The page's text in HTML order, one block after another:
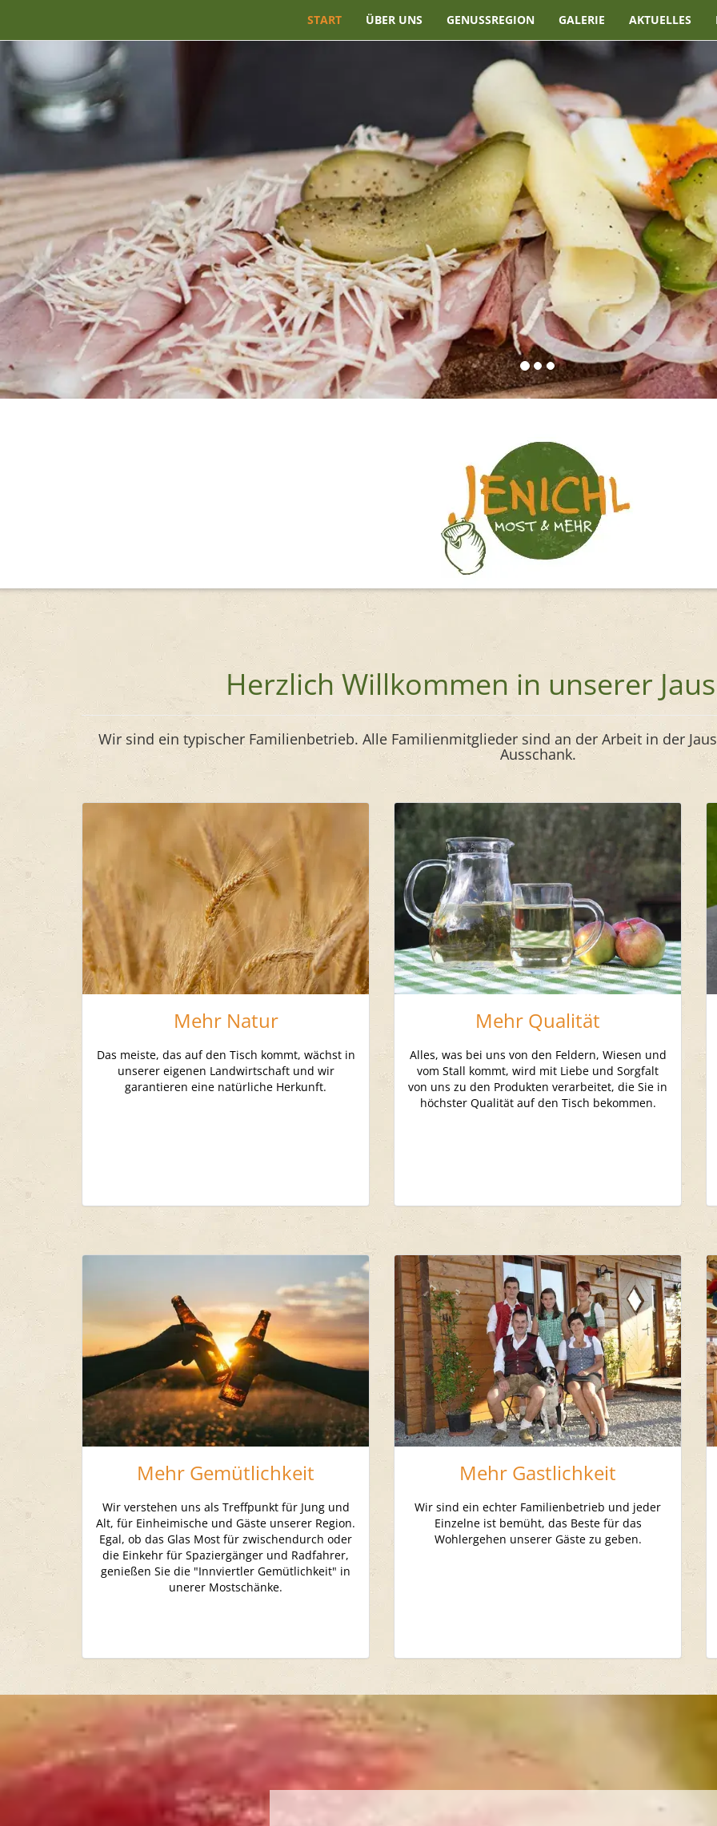
START ÜBER UNS GENUSSREGION GALERIE AKTUELLES
Herzlich Willkommen in unserer
Wir sind ein typischer Familienbetrieb. Alle Familienmitglieder sind an der Arbeit in der
Ausschank.
Mehr Natur
Das meiste, das auf den Tisch kommt, wächst in
unserer eigenen Landwirtschaft und wir
garantieren eine natürliche Herkunft.
Mehr Qualität
Alles, was bei uns von den Feldern, Wiesen und
vom Stall kommt, wird mit Liebe und Sorgfalt
von uns zu den Produkten verarbeitet, die Sie in
höchster Qualität auf den Tisch bekommen.
Mehr Gemütlichkeit
Wir verstehen uns als Treffpunkt für Jung und
Alt, für Einheimische und Gäste unserer Region.
Egal, ob das Glas Most für zwischendurch oder
die Einkehr für Spaziergänger und Radfahrer,
genießen Sie die "Innviertler Gemütlichkeit" in
unerer Mostschänke.
Mehr Gastlichkeit
Wir sind ein echter Familienbetrieb und jeder
Einzelne ist bemüht, das Beste für das
Wohlergehen unserer Gäste zu geben.